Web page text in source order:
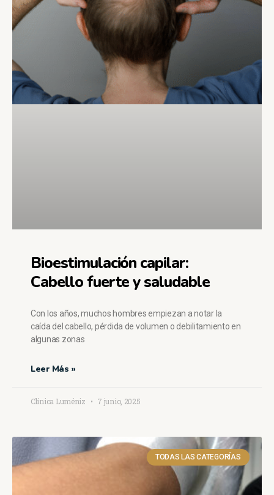
Bioestimulación capilar:
Cabello fuerte y saludable
Con los años, muchos hombres empiezan a notar la
caída del cabello, pérdida de volumen o debilitamiento en
algunas zonas
Leer Más »
Clínica Luméniz 7 junio, 2025
TODAS LAS CATEGORÍAS